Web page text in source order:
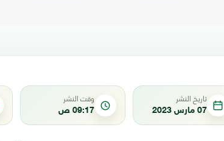
تاريخ النشر
07 مارس 2023
وقت النشر
09:17 ص